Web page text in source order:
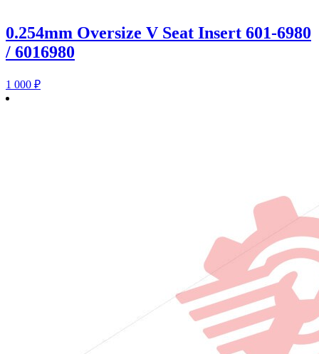
0.254mm Oversize V Seat Insert 601-6980
/ 6016980
1 000 ₽